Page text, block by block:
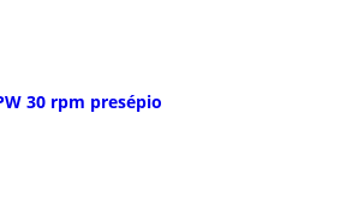
30 rpm presépio